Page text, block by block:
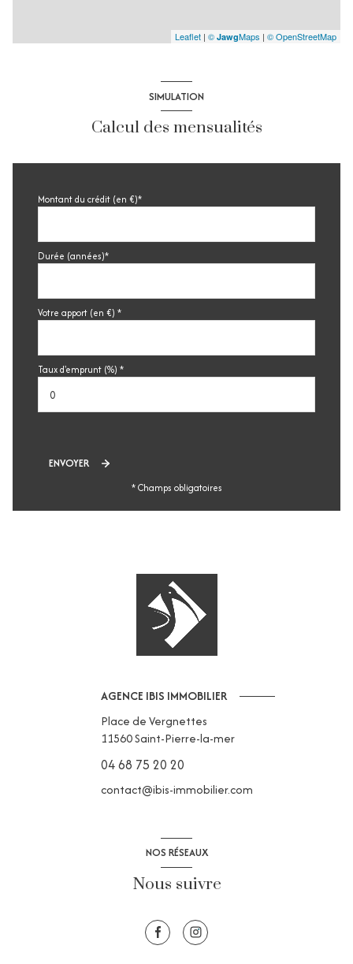
Leaflet | © JawgMaps | © OpenStreetMap
SIMULATION
Calcul des mensualités
Montant du crédit (en €)*
Durée (années)*
Votre apport (en €) *
Taux d'emprunt (%) *
ENVOYER
* Champs obligatoires
AGENCE IBIS IMMOBILIER
Place de Vergnettes
11560Saint-Pierre-la-mer
04 68 75 20 20
contact@ibis-immobilier.com
NOS RÉSEAUX
Nous suivre